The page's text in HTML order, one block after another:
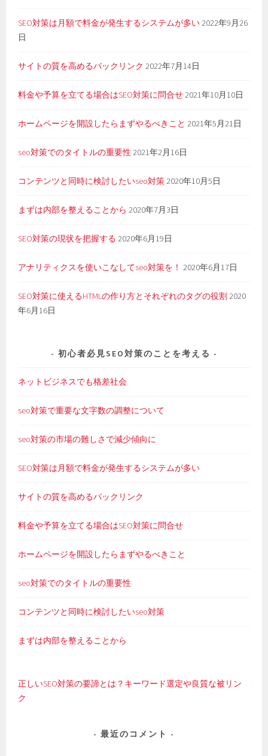
SEO対策は月額で料金が発生するシステムが多い2022年9月26
日
サイトの質を高めるバックリンク 2022年7月14日
料金や予算を立てる場合はSEO対策に問合せ2021年10月10日
ホームページを開設したらまずやるべきこと 2021年5月21日
seo対策でのタイトルの重要性 2021年2月16日
コンテンツと同時に検討したいseo対策2020年10月5日
まずは内部を整えることから 2020年7月3日
SEO対策の現状を把握する 2020年6月19日
アナリティクスを使いこなしてseo対策を！ 2020年6月17日
SEO対策に使えるHTMLの作り方とそれぞれのタグの役割2020
年6月16日
初心者必見SEO対策のことを考える
ネットビジネスでも格差社会
seo対策で重要な文字数の調整について
seo対策の市場の難しさで減少傾向に
SEO対策は月額で料金が発生するシステムが多い
サイトの質を高めるバックリンク
料金や予算を立てる場合はSEO対策に問合せ
ホームページを開設したらまずやるべきこと
seo対策でのタイトルの重要性
コンテンツと同時に検討したいseo対策
まずは内部を整えることから
正しいSEO対策の要諦とは？キーワード選定や良質な被リン
ク
最近のコメント